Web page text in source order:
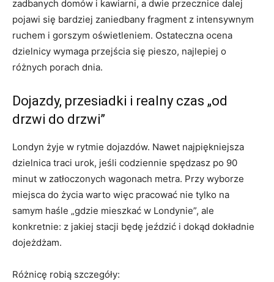
zadbanych domów i kawiarni, a dwie przecznice dalej
pojawi się bardziej zaniedbany fragment z intensywnym
ruchem i gorszym oświetleniem. Ostateczna ocena
dzielnicy wymaga przejścia się pieszo, najlepiej o
różnych porach dnia.
Dojazdy, przesiadki i realny czas „od
drzwi do drzwi”
Londyn żyje w rytmie dojazdów. Nawet najpiękniejsza
dzielnica traci urok, jeśli codziennie spędzasz po 90
minut w zatłoczonych wagonach metra. Przy wyborze
miejsca do życia warto więc pracować nie tylko na
samym haśle „gdzie mieszkać w Londynie”, ale
konkretnie: z jakiej stacji będę jeździć i dokąd dokładnie
dojeżdżam.
Różnicę robią szczegóły: